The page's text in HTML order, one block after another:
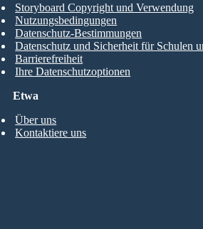
Etwa
Über uns
Kontaktiere uns
Storyboard Copyright und Verwendung
Nutzungsbedingungen
Datenschutz-Bestimmungen
Datenschutz und Sicherheit für Schulen
Barrierefreiheit
Ihre Datenschutzoptionen